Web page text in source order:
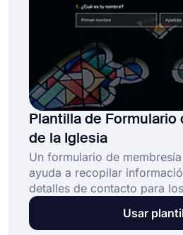
Plantilla de Formulario
de la Iglesia
Un formulario de
ayuda a recopilar
detalles de contacto para
formulario de registro en
pueden registrarseUsar